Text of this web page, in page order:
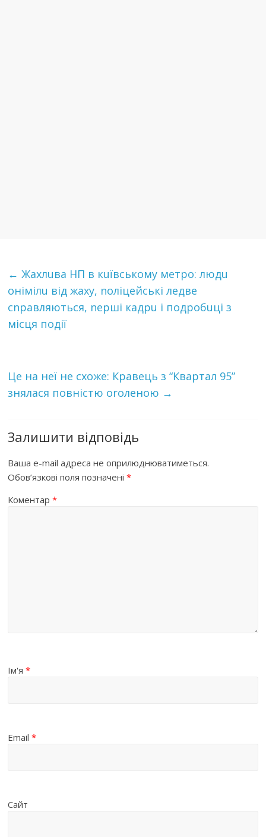
← Жахлuва HП в кuївському метро: людu
онімілu від жахy, nоліцейські ледве
сnравляються, nерші кадрu і подробuці з
місця події
Це на неї не схоже: Кравець з “Квартал 95”
знялася повністю oroленoю →
Залишити відповідь
Ваша e-mail адреса не оприлюднюватиметься.
Обов’язкові поля позначені*
Коментар*
Ім'я*
Email*
Сайт